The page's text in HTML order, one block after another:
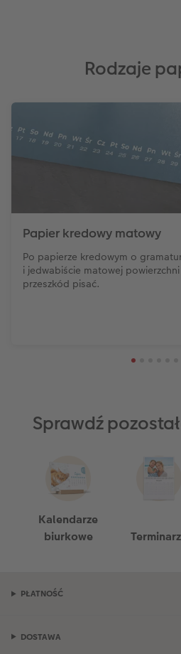
Rodzaje
Papier kredowy matowy
Po papierze kredowym o
i jedwabiście matowej
przeszkód pisać.
Sprawdź
Kalendarze
biurkowe
PŁATNOŚĆ
DOSTAWA